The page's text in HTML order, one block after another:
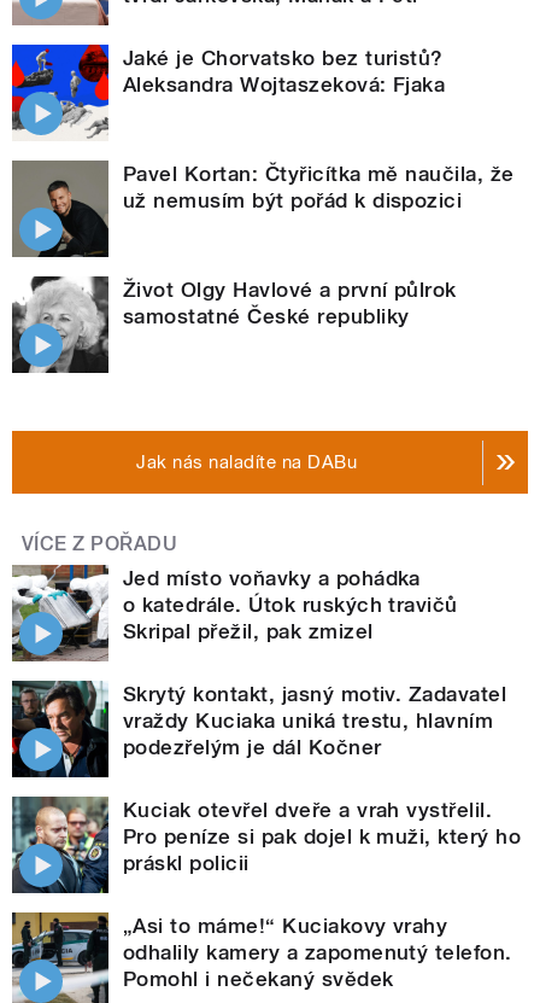
Jaké je Chorvatsko bez turistů?
Aleksandra Wojtaszeková: Fjaka
Pavel Kortan: Čtyřicítka mě naučila, že
už nemusím být pořád k dispozici
Život Olgy Havlové a první půlrok
samostatné České republiky
Jak nás naladíte na DABu
VÍCE Z POŘADU
Jed místo voňavky a pohádka
o katedrále. Útok ruských travičů
Skripal přežil, pak zmizel
Skrytý kontakt, jasný motiv. Zadavatel
vraždy Kuciaka uniká trestu, hlavním
podezřelým je dál Kočner
Kuciak otevřel dveře a vrah vystřelil.
Pro peníze si pak dojel k muži, který ho
práskl policii
„Asi to máme!“ Kuciakovy vrahy
odhalily kamery a zapomenutý telefon.
Pomohl i nečekaný svědek